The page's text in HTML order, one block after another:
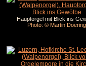
Hauptorgel mit Blick ins
Photo: © Martin Doering